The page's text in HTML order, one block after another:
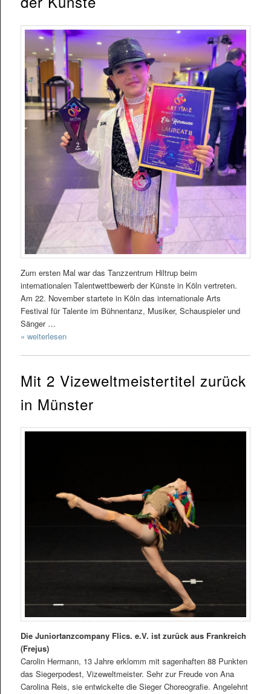
Zum ersten Mal war das Tanzzentrum Hiltrup beim
internationalen Talentwettbewerb der Künste in Köln vertreten.
Am 22. November startete in Köln das internationale Arts
Festival für Talente im Bühnentanz, Musiker, Schauspieler und
Sänger …
» weiterlesen
Mit 2 Vizeweltmeistertitel zurück
in Münster
Die Juniortanzcompany Flics. e.V. ist zurück aus Frankreich
(Frejus)
Carolin Hermann, 13 Jahre erklomm mit sagenhaften 88 Punkten
das Siegerpodest, Vizeweltmeister. Sehr zur Freude von Ana
Carolina Reis, sie entwickelte die Sieger Choreografie. Angelehnt